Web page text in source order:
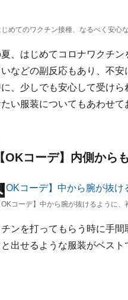
じめてのワクチン接種、なるべく安心
夏、はじめてコロナワクチ
などの副反応もあり、不
に、少しでも安心して受け
い服装についてもあわせて
【OKコーデ】内側から
OKコーデ】中から腕が抜けるように
チンを打ってもらう時に手
出せるような服装がベスト